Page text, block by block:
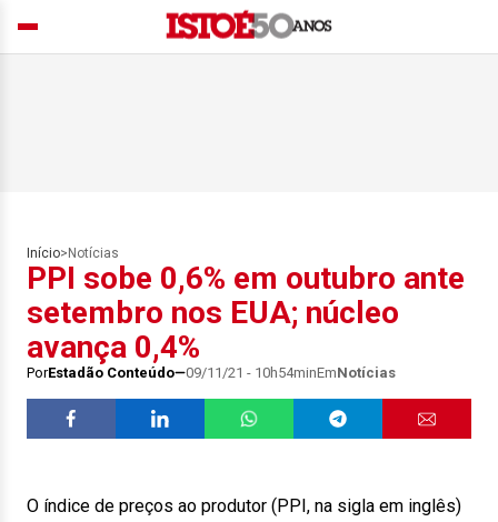
Início> Notícias
PPI sobe 0,6% em outubro ante
setembro nos EUA; núcleo
avança 0,4%
PorEstadão Conteúdo 09/11/21 - 10h54minEmNotícias
O índice de preços ao produtor (PPI, na sigla em inglês)